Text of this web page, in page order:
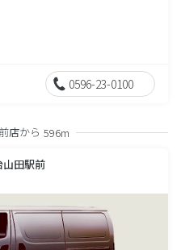
0596-23-0100
店から 596m
山田駅前